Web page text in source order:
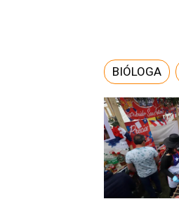
BIÓLOGA